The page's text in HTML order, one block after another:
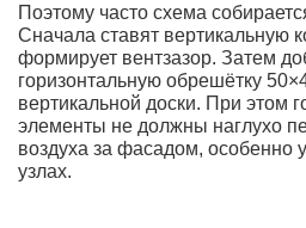
Поэтому часто схема
Сначала ставят вертикальную
формирует вентзазор. Затем
горизонтальную обрешётку
вертикальной доски. При этом
элементы не должны наглухо
воздуха за фасадом, особенно
узлах.